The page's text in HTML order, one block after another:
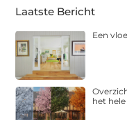
Laatste Bericht
Een
het